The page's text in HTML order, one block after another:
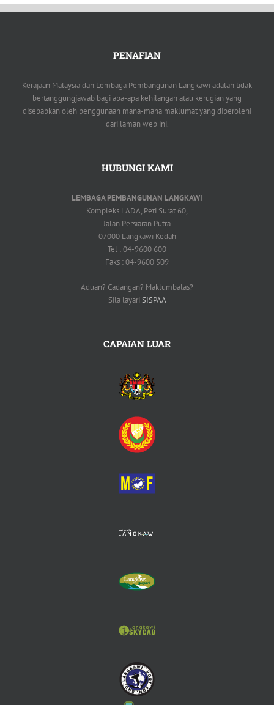
PENAFIAN
Kerajaan Malaysia dan Lembaga Pembangunan Langkawi adalah tidak
bertanggungjawab bagi apa-apa kehilangan atau kerugian yang
disebabkan oleh penggunaan mana-mana maklumat yang diperolehi
dari laman web ini.
HUBUNGI KAMI
LEMBAGA PEMBANGUNAN LANGKAWI
Kompleks LADA, Peti Surat 60,
Jalan Persiaran Putra
07000 Langkawi Kedah
Tel : 04-9600 600
Faks : 04-9600 509
Aduan? Cadangan? Maklumbalas?
Sila layari SISPAA
CAPAIAN LUAR